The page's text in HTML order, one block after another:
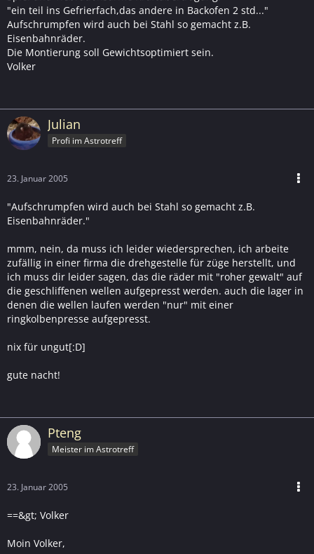
"ein teil ins Gefrierfach,das andere in Backofen 2 std..."
Aufschrumpfen wird auch bei Stahl so gemacht z.B.
Eisenbahnräder.
Die Montierung soll Gewichtsoptimiert sein.
Volker
Julian
Profi im Astrotreff
23. Januar 2005
"Aufschrumpfen wird auch bei Stahl so gemacht z.B.
Eisenbahnräder."
mmm, nein, da muss ich leider wiedersprechen, ich arbeite
zufällig in einer firma die drehgestelle für züge herstellt, und
ich muss dir leider sagen, das die räder mit "roher gewalt" auf
die geschliffenen wellen aufgepresst werden. auch die lager in
denen die wellen laufen werden "nur" mit einer
ringkolbenpresse aufgepresst.
nix für ungut[:D]
gute nacht!
Pteng
Meister im Astrotreff
23. Januar 2005
==&gt; Volker
Moin Volker,